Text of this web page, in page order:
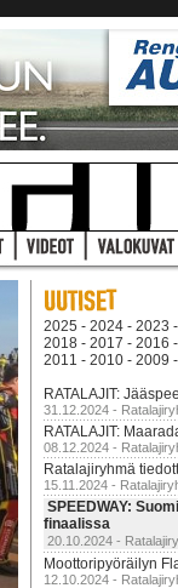
2025 - 2024 - 2023 -
2018 - 2017 - 2016 -
2011 - 2010 - 2009 -
RATALAJIT:
31.12.2024 -
RATALAJIT:
08.12.2024 -
Ratalajiryhmä
15.11.2024 -
SPEEDWAY:
finaalissa
20.10.2024 -
Moottoripyöräilyn
12.10.2024 -